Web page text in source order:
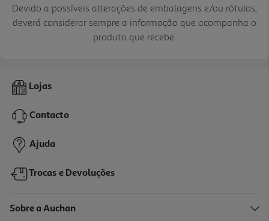
Devido a possíveis alterações de embalagens e/ou rótulos,
deverá considerar sempre a informação que acompanha o
produto que recebe.
Lojas
Contacto
Ajuda
Trocas e Devoluções
Sobre a Auchan